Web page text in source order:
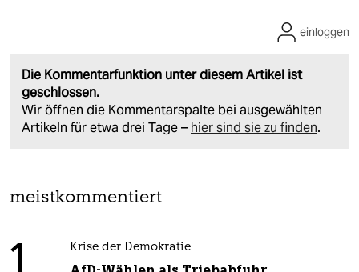
Die Kommentarfunktion unter diesem Artikel ist
geschlossen.
Wir öffnen die Kommentarspalte bei ausgewählten
Artikeln für etwa drei Tage – hier sind sie zu finden.
einloggen
meistkommentiert
Krise der Demokratie